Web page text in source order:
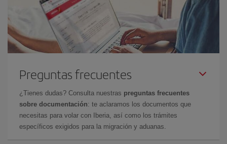
Preguntas frecuentes
¿Tienes dudas? Consulta nuestras preguntas frecuentes
sobre documentación: te aclaramos los documentos que
necesitas para volar con Iberia, así como los trámites
específicos exigidos para la migración y aduanas.